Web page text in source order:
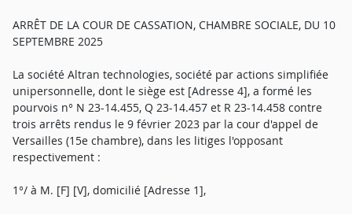
ARRÊT DE LA COUR DE CASSATION, CHAMBRE SOCIALE, DU 10
SEPTEMBRE 2025
La société Altran technologies, société par actions simplifiée
unipersonnelle, dont le siège est [Adresse 4], a formé les
pourvois n° N 23-14.455, Q 23-14.457 et R 23-14.458 contre
trois arrêts rendus le 9 février 2023 par la cour d'appel de
Versailles (15e chambre), dans les litiges l'opposant
respectivement :
1°/ à M. [F] [V], domicilié [Adresse 1],